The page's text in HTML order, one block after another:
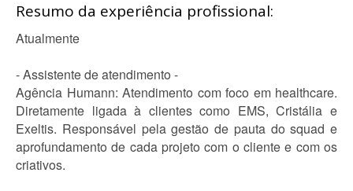
Resumo da experiência profissional:
Atualmente
- Assistente de atendimento -
Agência Humann: Atendimento com foco em healthcare.
Diretamente ligada à clientes como EMS, Cristália e
Exeltis. Responsável pela gestão de pauta do squad e
aprofundamento de cada projeto com o cliente e com os
criativos.